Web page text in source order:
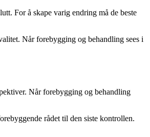
For å skape varig endring må de beste
Når forebygging og behandling sees i
Når forebygging og behandling
rådet til den siste kontrollen.